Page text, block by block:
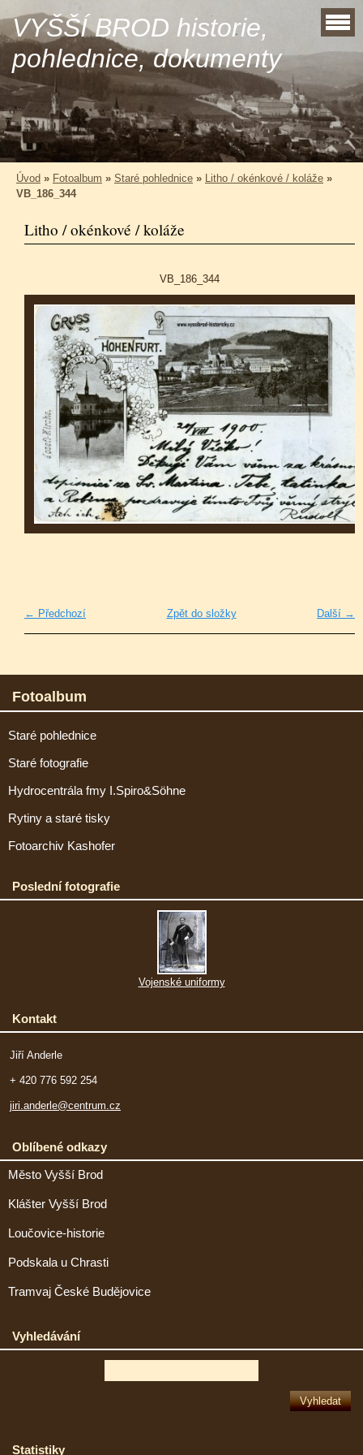
VYŠŠÍ BROD historie,
pohlednice, dokumenty
Úvod » Fotoalbum » Staré pohlednice » Litho / okénkové / koláže »
VB_186_344
Litho / okénkové / koláže
VB_186_344
← Předchozí Další →
Zpět do složky
Fotoalbum
Staré pohlednice
Staré fotografie
Hydrocentrála fmy I.Spiro&Söhne
Rytiny a staré tisky
Fotoarchiv Kashofer
Poslední fotografie
Vojenské uniformy
Kontakt
Jiří Anderle
+ 420 776 592 254
jiri.anderle@centrum.cz
Oblíbené odkazy
Město Vyšší Brod
Klášter Vyšší Brod
Loučovice-historie
Podskala u Chrasti
Tramvaj České Budějovice
Vyhledávání
Statistiky